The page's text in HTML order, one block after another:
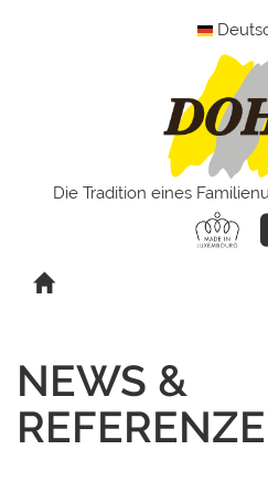
Die Tradition eines
NEWS &